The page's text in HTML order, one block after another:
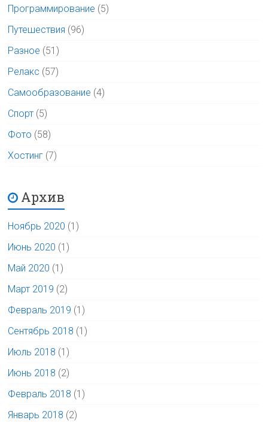
Программирование (5)
Путешествия (96)
Разное (51)
Релакс (57)
Самообразование (4)
Спорт (5)
Фото (58)
Хостинг (7)
Архив
Ноябрь 2020 (1)
Июнь 2020 (1)
Май 2020 (1)
Март 2019 (2)
Февраль 2019 (1)
Сентябрь 2018 (1)
Июль 2018 (1)
Июнь 2018 (2)
Февраль 2018 (1)
Январь 2018 (2)